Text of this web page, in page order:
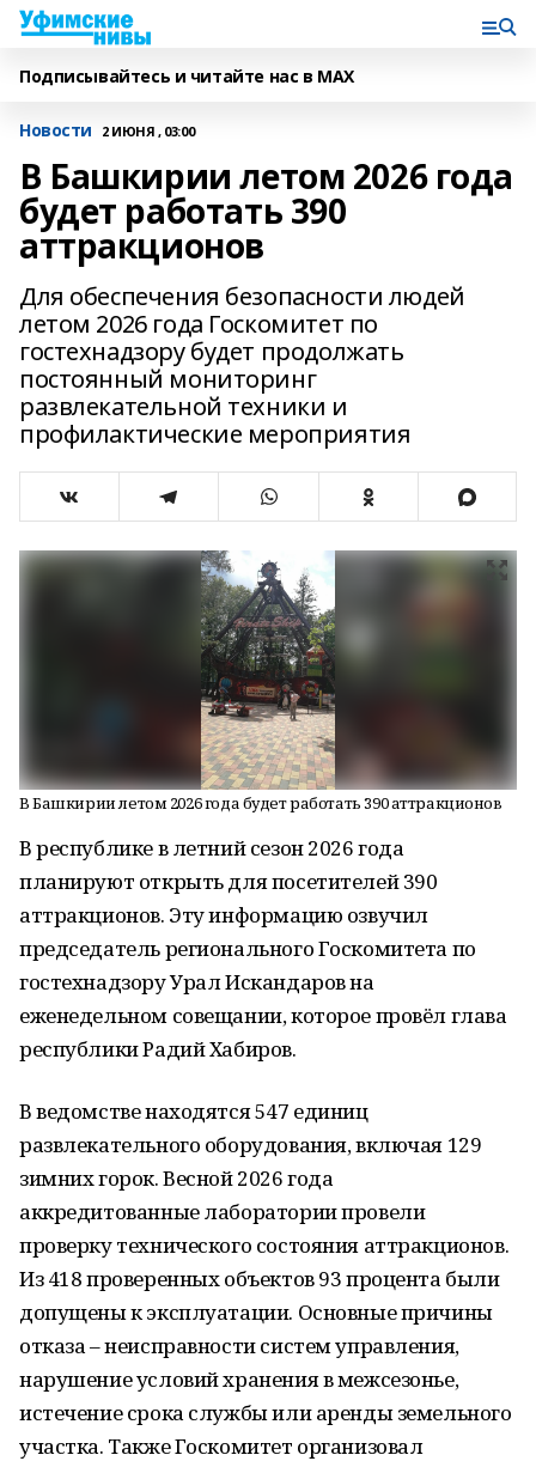
Подписывайтесь и читайте нас в MAX
Новости 2 ИЮНЯ , 03:00
В Башкирии летом 2026 года
будет работать 390
аттракционов
Для обеспечения безопасности людей
летом 2026 года Госкомитет по
гостехнадзору будет продолжать
постоянный мониторинг
развлекательной техники и
профилактические мероприятия
В Башкирии летом 2026 года будет работать 390 аттракционов
В республике в летний сезон 2026 года
планируют открыть для посетителей 390
аттракционов. Эту информацию озвучил
председатель регионального Госкомитета по
гостехнадзору Урал Искандаров на
еженедельном совещании, которое провёл глава
республики Радий Хабиров.
В ведомстве находятся 547 единиц
развлекательного оборудования, включая 129
зимних горок. Весной 2026 года
аккредитованные лаборатории провели
проверку технического состояния аттракционов.
Из 418 проверенных объектов 93 процента были
допущены к эксплуатации. Основные причины
отказа – неисправности систем управления,
нарушение условий хранения в межсезонье,
истечение срока службы или аренды земельного
участка. Также Госкомитет организовал